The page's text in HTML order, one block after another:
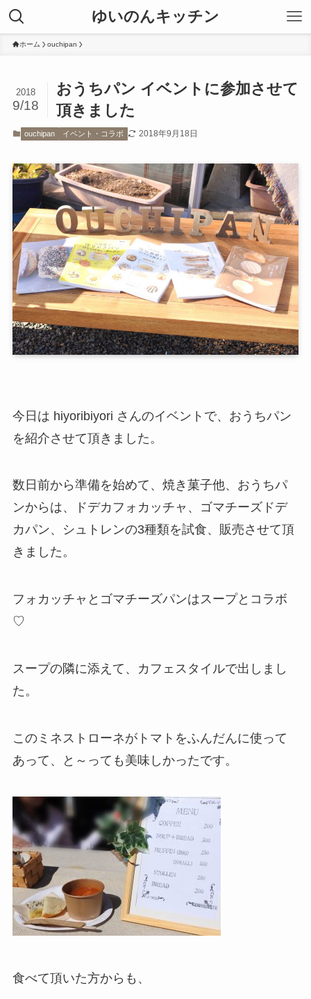
ゆいのんキッチン
ホーム ouchipan
おうちパン イベントに参加させて
頂きました
2018
9/18
ouchipan イベント・コラボ 2018年9月18日
今日は hiyoribiyori さんのイベントで、おうちパン
を紹介させて頂きました。
数日前から準備を始めて、焼き菓子他、おうちパ
ンからは、ドデカフォカッチャ、ゴマチーズドデ
カパン、シュトレンの3種類を試食、販売させて頂
きました。
フォカッチャとゴマチーズパンはスープとコラボ
♡
スープの隣に添えて、カフェスタイルで出しまし
た。
このミネストローネがトマトをふんだんに使って
あって、と～っても美味しかったです。
食べて頂いた方からも、